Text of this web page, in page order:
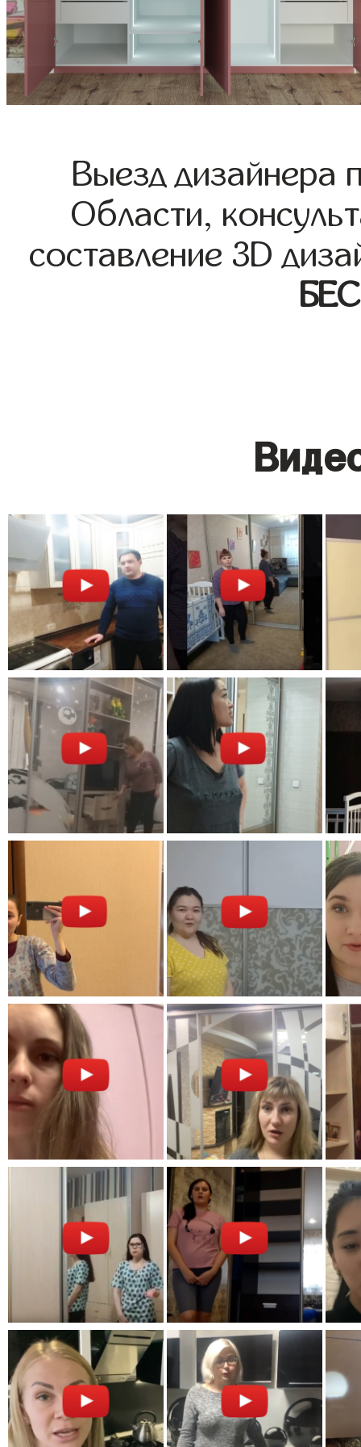
Выезд дизайнера
Области,
составление 3D